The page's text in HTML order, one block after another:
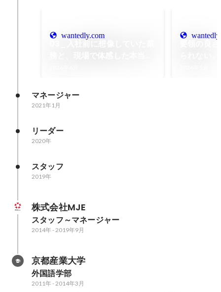
wantedly.com
マネージャー
2021年1月
リーダー
2020年
スタッフ
2019年
株式会社MJE
スタッフ～マネージャー
2014年- 2019年9月
京都産業大学
外国語学部
2011年- 2014年3月